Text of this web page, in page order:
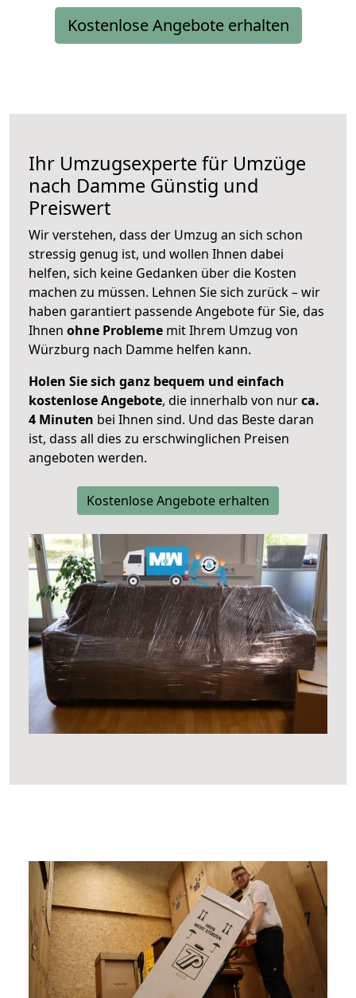
Kostenlose Angebote erhalten
Ihr Umzugsexperte für Umzüge
nach Damme Günstig und
Preiswert
Wir verstehen, dass der Umzug an sich schon
stressig genug ist, und wollen Ihnen dabei
helfen, sich keine Gedanken über die Kosten
machen zu müssen. Lehnen Sie sich zurück – wir
haben garantiert passende Angebote für Sie, das
Ihnen ohne Probleme mit Ihrem Umzug von
Würzburg nach Damme helfen kann.
Holen Sie sich ganz bequem und einfach
kostenlose Angebote, die innerhalb von nurca.
4 Minuten bei Ihnen sind. Und das Beste daran
ist, dass all dies zu erschwinglichen Preisen
angeboten werden.
Kostenlose Angebote erhalten